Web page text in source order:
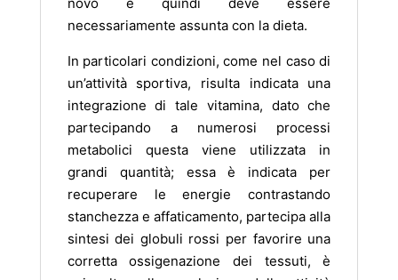
novo e quindi deve essere
necessariamente assunta con la dieta.
In particolari condizioni, come nel caso di
un’attività sportiva, risulta indicata una
integrazione di tale vitamina, dato che
partecipando a numerosi processi
metabolici questa viene utilizzata in
grandi quantità; essa è indicata per
recuperare le energie contrastando
stanchezza e affaticamento, partecipa alla
sintesi dei globuli rossi per favorire una
corretta ossigenazione dei tessuti, è